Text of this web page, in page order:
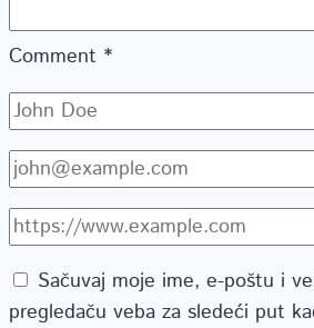
Comment *
Sačuvaj moje ime, e-poštu i
pregledaču veba za sledeći put